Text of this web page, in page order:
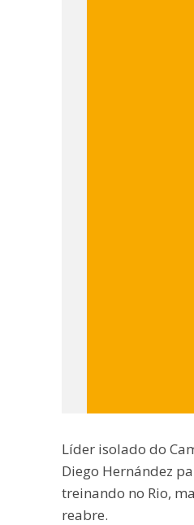
Líder isolado do
Diego Hernández
treinando no Rio,
reabre.